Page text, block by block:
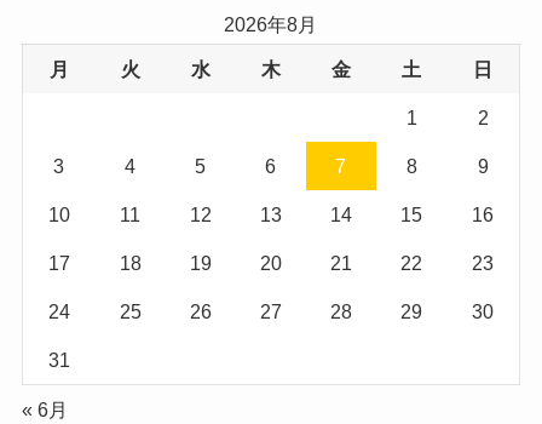
2026年8月
月 火 水 木 金 土 日
1 2
3 4 5 6 7 8 9
10 11 12 13 14 15 16
17 18 19 20 21 22 23
24 25 26 27 28 29 30
31
« 6月